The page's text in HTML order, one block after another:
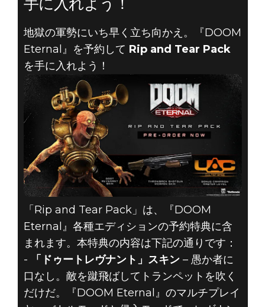
手に入れよう！
地獄の軍勢にいち早く立ち向かえ。『DOOM
Eternal』を予約して Rip and Tear Pack
を手に入れよう！
「Rip and Tear Pack」は、『DOOM
Eternal』各種エディションの予約特典に含
まれます。本特典の内容は下記の通りです：
-
「ドゥートレヴナント」スキン– 愚か者に
口なし。敵を蹴飛ばしてトランペットを吹く
だけだ。『DOOM Eternal』のマルチプレイ